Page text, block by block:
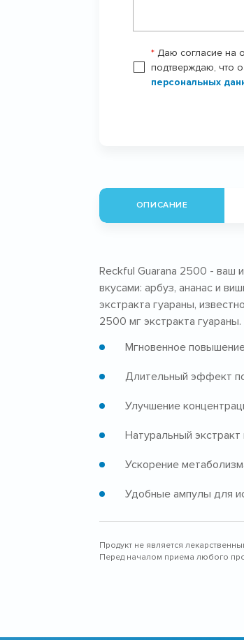
* Даю согласие на
подтверждаю, что
персональных
ОПИСАНИЕ
Reckful Guarana 2500 - ваш
вкусами: арбуз, ананас и
экстракта гуараны,
2500 мг экстракта гуараны.
Мгновенное
Длительный эффект
Улучшение
Натуральный экстракт
Ускорение
Удобные ампулы для
Продукт не является
Перед началом приема любого